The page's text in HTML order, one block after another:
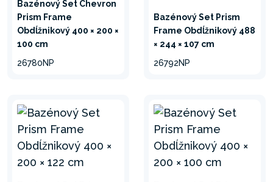
Bazénový Set Chevron
Prism Frame
Obdĺžnikový 400 × 200 ×
100 cm
26780NP
Bazénový Set Prism
Frame Obdĺžnikový 488
× 244 × 107 cm
26792NP